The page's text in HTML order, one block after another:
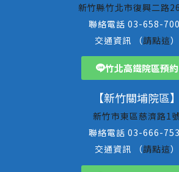
新竹縣竹北市復興二路
聯絡電話 03-658-
交通資訊 （請點這）
竹北高鐵院區預約
【新竹關埔院區】
新竹市東區慈濟路1
聯絡電話 03-666-
交通資訊 （請點這）